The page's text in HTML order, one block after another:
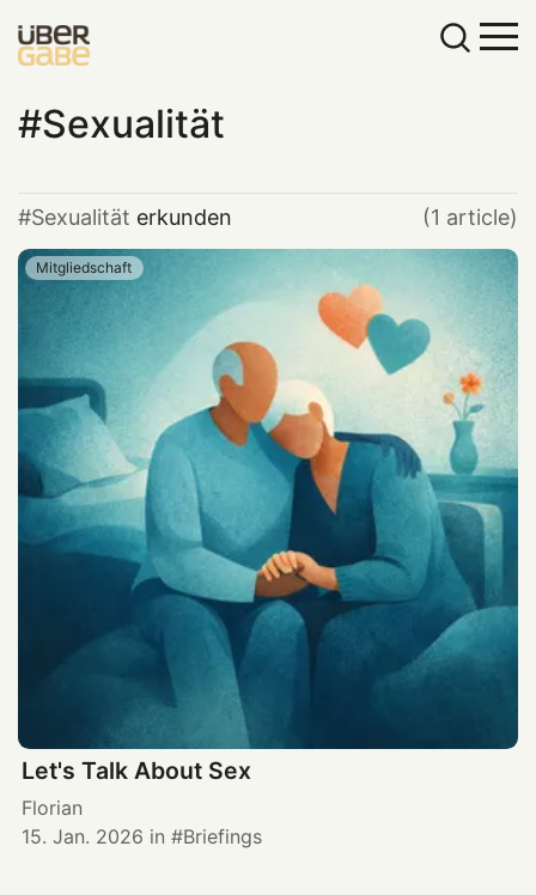
Sexualität
Sexualität erkunden (1 article)
Mitgliedschaft
Let's Talk About Sex
Florian
15. Jan. 2026 in Briefings